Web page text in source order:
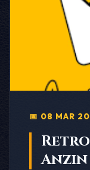
📅 08 MAR
Anzin